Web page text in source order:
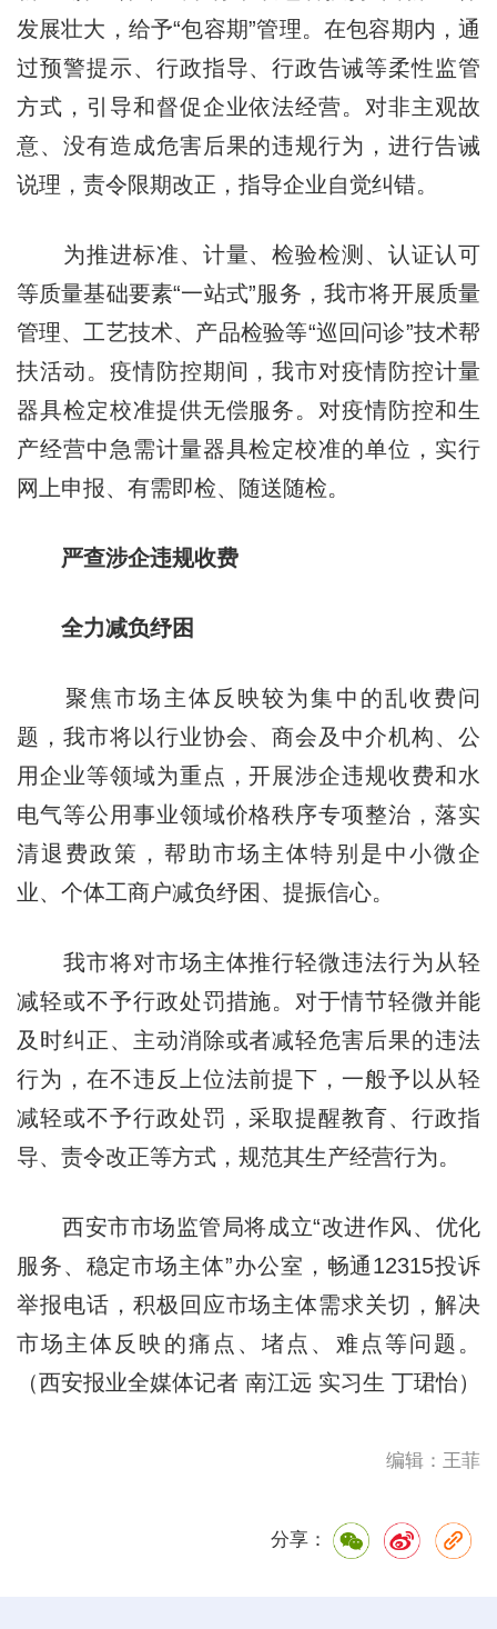
发展壮大，给予“包容期”管理。在包容期内，通
过预警提示、行政指导、行政告诫等柔性监管
方式，引导和督促企业依法经营。对非主观故
意、没有造成危害后果的违规行为，进行告诫
说理，责令限期改正，指导企业自觉纠错。
为推进标准、计量、检验检测、认证认可
等质量基础要素“一站式”服务，我市将开展质量
管理、工艺技术、产品检验等“巡回问诊”技术帮
扶活动。疫情防控期间，我市对疫情防控计量
器具检定校准提供无偿服务。对疫情防控和生
产经营中急需计量器具检定校准的单位，实行
网上申报、有需即检、随送随检。
严查涉企违规收费
全力减负纾困
聚焦市场主体反映较为集中的乱收费问
题，我市将以行业协会、商会及中介机构、公
用企业等领域为重点，开展涉企违规收费和水
电气等公用事业领域价格秩序专项整治，落实
清退费政策，帮助市场主体特别是中小微企
业、个体工商户减负纾困、提振信心。
我市将对市场主体推行轻微违法行为从轻
减轻或不予行政处罚措施。对于情节轻微并能
及时纠正、主动消除或者减轻危害后果的违法
行为，在不违反上位法前提下，一般予以从轻
减轻或不予行政处罚，采取提醒教育、行政指
导、责令改正等方式，规范其生产经营行为。
西安市市场监管局将成立“改进作风、优化
服务、稳定市场主体”办公室，畅通12315投诉
举报电话，积极回应市场主体需求关切，解决
市场主体反映的痛点、堵点、难点等问题。
（西安报业全媒体记者 南江远 实习生 丁珺怡）
编辑：王菲
分享：